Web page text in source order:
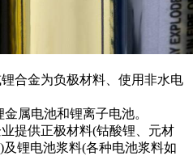
合金为负极材料、使用非水电
属电池和锂离子电池。
提供正极材料(钴酸锂、元材
锂电池浆料(各种电池浆料如